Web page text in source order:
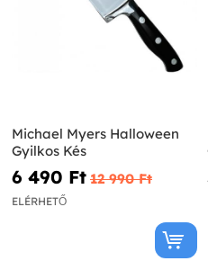
Michael Myers Halloween
Gyilkos Kés
6 490 Ft‎ 12 990 Ft‎
ELÉRHETŐ